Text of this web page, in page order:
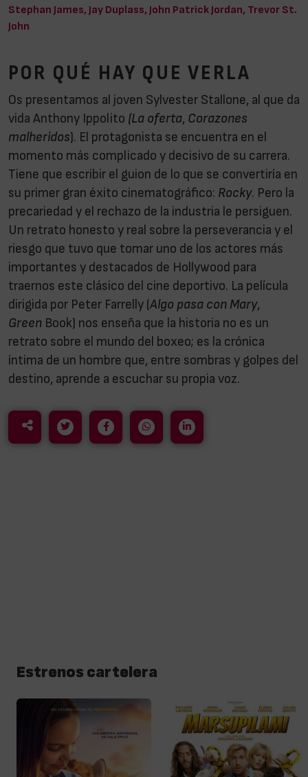
Stephan James, Jay Duplass, John Patrick Jordan, Trevor St.
John
POR QUÉ HAY QUE VERLA
Os presentamos al joven Sylvester Stallone, al que da
vida Anthony Ippolito (La oferta, Corazones
malheridos). El protagonista se encuentra en el
momento más complicado y decisivo de su carrera.
Tiene que escribir el guion de lo que se convertiría en
su primer gran éxito cinematográfico: Rocky. Pero la
precariedad y el rechazo de la industria le persiguen.
Un retrato honesto y real sobre la perseverancia y el
riesgo que tuvo que tomar uno de los actores más
importantes y destacados de Hollywood para
traernos este clásico del cine deportivo. La película
dirigida por Peter Farrelly (Algo pasa con Mary,
Green Book) nos enseña que la historia no es un
retrato sobre el mundo del boxeo; es la crónica
íntima de un hombre que, entre sombras y golpes del
destino, aprende a escuchar su propia voz.
Estrenos cartelera